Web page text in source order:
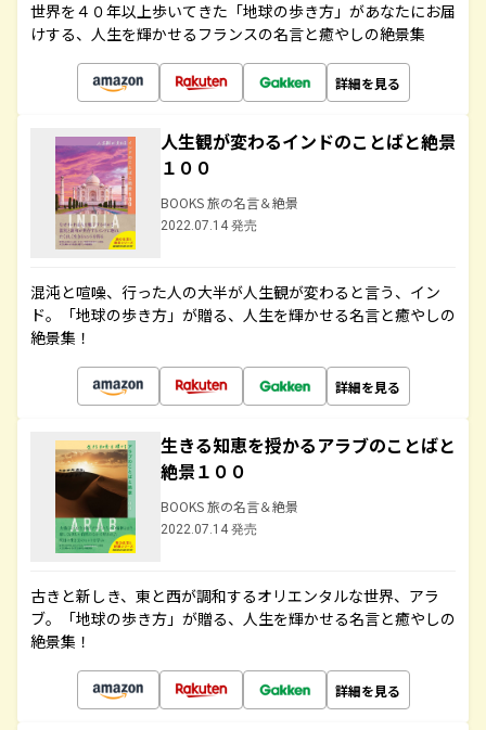
世界を４０年以上歩いてきた「地球の歩き方」があなたにお届
けする、人生を輝かせるフランスの名言と癒やしの絶景集
詳細を見る
人生観が変わるインドのことばと絶景
１００
BOOKS 旅の名言＆絶景
2022.07.14 発売
混沌と喧噪、行った人の大半が人生観が変わると言う、イン
ド。「地球の歩き方」が贈る、人生を輝かせる名言と癒やしの
絶景集！
詳細を見る
生きる知恵を授かるアラブのことばと
絶景１００
BOOKS 旅の名言＆絶景
2022.07.14 発売
古きと新しき、東と西が調和するオリエンタルな世界、アラ
ブ。「地球の歩き方」が贈る、人生を輝かせる名言と癒やしの
絶景集！
詳細を見る